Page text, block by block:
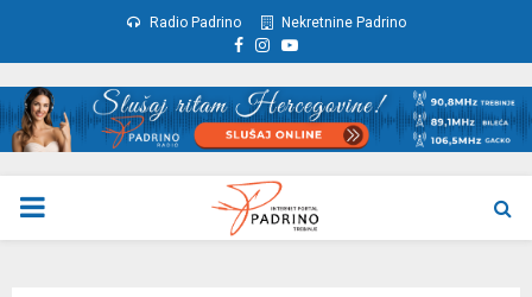
Radio Padrino Nekretnine Padrino
Facebook
Instagram
Youtube
PRIMARY